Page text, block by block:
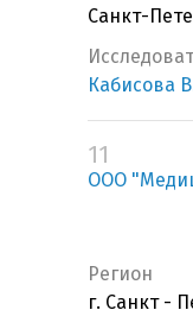
Санкт-
Кабисова
11
ООО
Регион
г. Санкт -